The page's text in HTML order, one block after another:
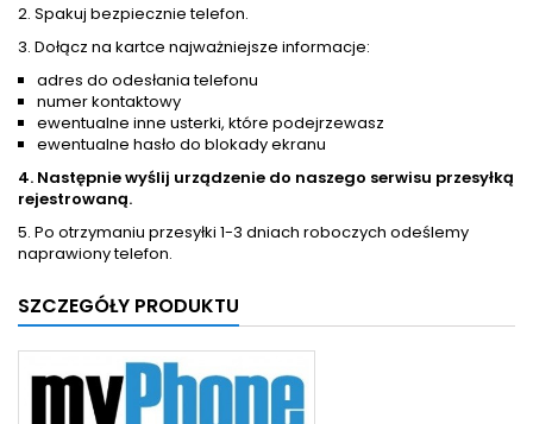
2. Spakuj bezpiecznie telefon.
3. Dołącz na kartce najważniejsze informacje:
adres do odesłania telefonu
numer kontaktowy
ewentualne inne usterki, które podejrzewasz
ewentualne hasło do blokady ekranu
4. Następnie wyślij urządzenie do naszego serwisu przesyłką
rejestrowaną.
5. Po otrzymaniu przesyłki 1-3 dniach roboczych odeślemy
naprawiony telefon.
SZCZEGÓŁY PRODUKTU